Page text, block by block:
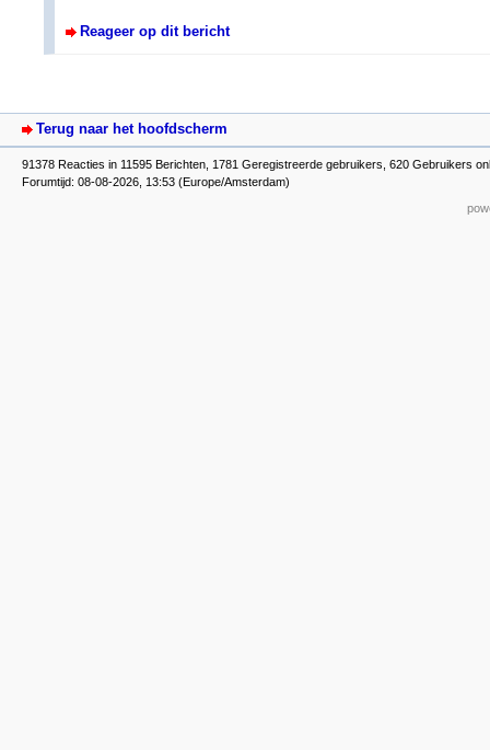
Reageer op dit bericht
Terug naar het hoofdscherm
91378 Reacties in 11595 Berichten, 1781 Geregistreerde gebruikers, 620 Gebruikers
Forumtijd: 08-08-2026, 13:53 (Europe/Amsterdam)